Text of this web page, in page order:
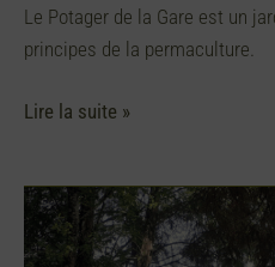
Le Potager de la Gare est un
principes de la permaculture.
Lire la suite »
La
cocotte